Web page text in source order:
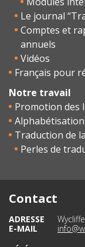
Le journal
Comptes et
annuels
Vidéos
Français pour
Notre travail
Promotion des
Alphabétisation
Traduction de
Perles de
Contact
ADRESSE
E-MAIL